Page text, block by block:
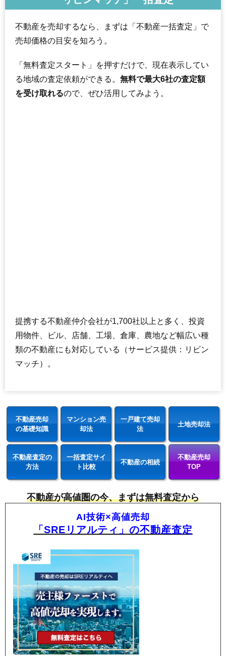
不動産を売却するなら、まずは「不動産一括査定」で
売却価格の目安を知ろう。
「無料査定スタート」を押すだけで、現在表示してい
る地域の査定依頼ができる。 無料で最大6社の査定額
を受け取れるので、ぜひ活用してみよう。
提携する不動産仲介会社が1,700社以上と多く、投資
用物件、ビル、店舗、工場、倉庫、農地など幅広い種
類の不動産にも対応している（サービス提供：リビン
マッチ）。
不動産売却
の基礎知識
マンション売
却法
一戸建て売却
法
土地売却法
不動産査定の
方法
一括査定サイ
ト比較
不動産の相続
不動産売却
TOP
不動産が高値圏の今、まずは無料査定から
AI技術×高値売却
「SREリアルティ」の不動産査定